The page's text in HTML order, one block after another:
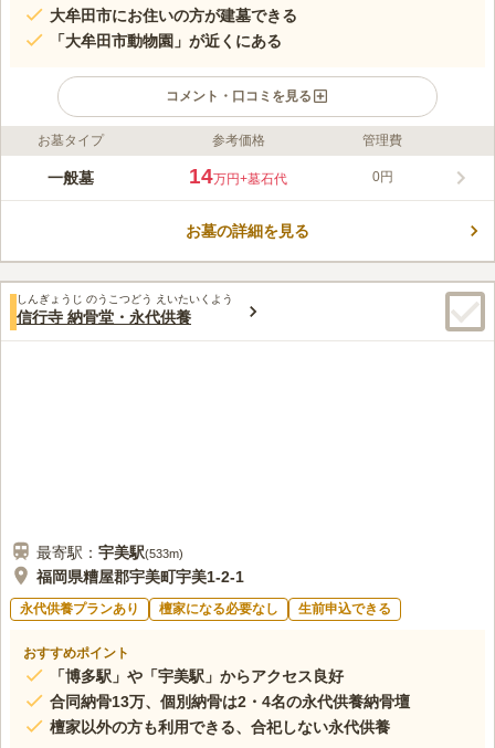
大牟田市にお住いの方が建墓できる
「大牟田市動物園」が近くにある
コメント・口コミを見る
ライフドット編集部のコメント
大牟田市の緑豊かな山間に位置している公営墓園で、木々の葉擦
ます。園内は幅広い通路で車を墓域に横付けできるので、体力に
口コミ評価
この霊園はまだ誰からも評価されていません。
お墓タイプ 参考価格 管理費
一般墓 14万円+墓石代 0円
お墓の詳細を見る
しんぎょうじ のうこつどう えいたいくよう
信行寺 納骨堂・永代供養
最寄駅： 宇美駅(533m)
福岡県糟屋郡宇美町宇美1-2-1
永代供養プランあり 檀家になる必要なし 生前申込できる
おすすめポイント
「博多駅」や「宇美駅」からアクセス良好
合同納骨13万、個別納骨は2・4名の永代供養納骨壇
檀家以外の方も利用できる、合祀しない永代供養